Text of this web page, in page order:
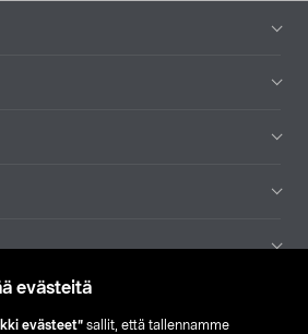
evästeitä
evästeet” sallit, että tallennamme
Etsi myymälä